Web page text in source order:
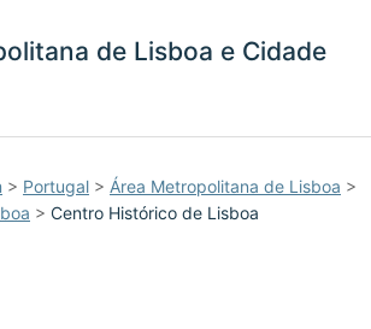
de Lisboa e Cidade
> Portugal > Área Metropolitana de Lisboa >
> Centro Histórico de Lisboa